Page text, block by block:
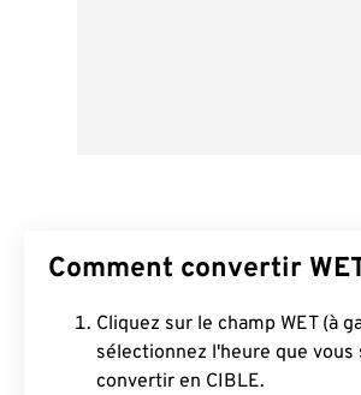
Comment convertir
Cliquez sur le champ WET (à
sélectionnez l'heure que vous
convertir en CIBLE.